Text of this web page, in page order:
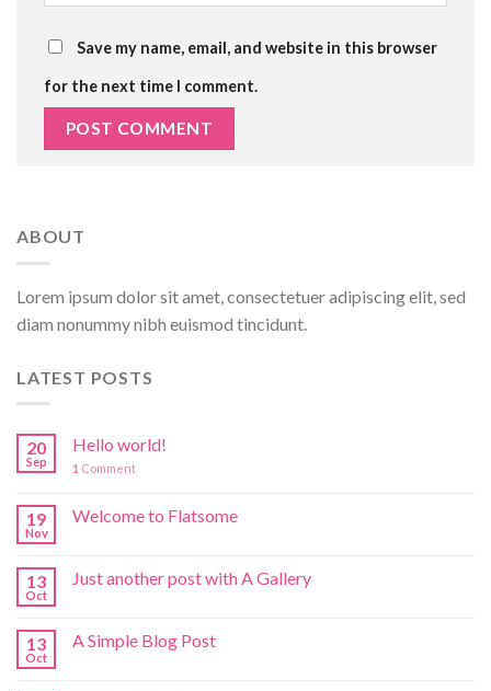
Save my name, email, and website in this browser
for the next time I comment.
ABOUT
Lorem ipsum dolor sit amet, consectetuer adipiscing elit, sed
diam nonummy nibh euismod tincidunt.
LATEST POSTS
20
Sep
Hello world!
1 Comment
19
Nov
Welcome to Flatsome
13
Oct
Just another post with A Gallery
13
Oct
A Simple Blog Post